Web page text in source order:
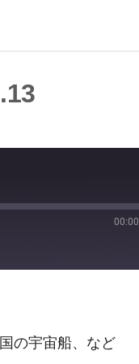
00:00
の宇宙船、など